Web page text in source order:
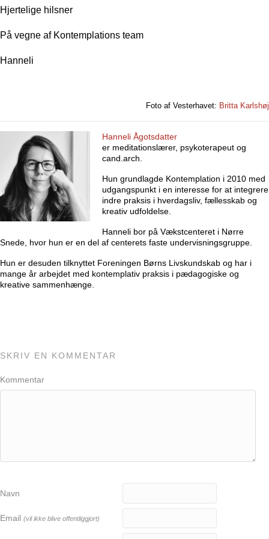
Hjertelige hilsner
På vegne af Kontemplations team
Hanneli
Foto af Vesterhavet: Britta Karlshøj
Hanneli Ågotsdatter
er meditationslærer, psykoterapeut og
cand.arch.
Hun grundlagde Kontemplation i 2010 med
udgangspunkt i en interesse for at integrere
indre praksis i hverdagsliv, fællesskab og
kreativ udfoldelse.
Hanneli bor på Vækstcenteret i Nørre
Snede, hvor hun er en del af centerets faste undervisningsgruppe.
Hun er desuden tilknyttet Foreningen Børns Livskundskab og har i
mange år arbejdet med kontemplativ praksis i pædagogiske og
kreative sammenhænge.
SKRIV EN KOMMENTAR
Kommentar
Navn
Email (vil ikke blive offentliggjort)